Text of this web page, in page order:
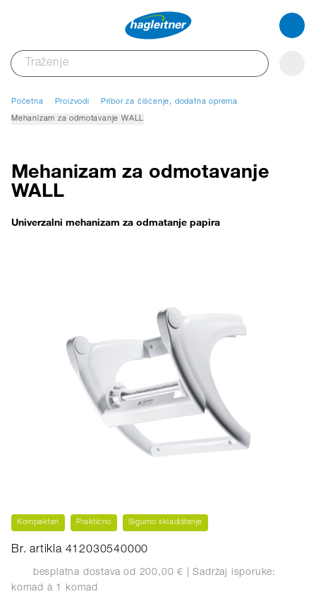
Početna Proizvodi Pribor za čišćenje, dodatna oprema
Mehanizam za odmotavanje WALL
Mehanizam za odmotavanje
WALL
Univerzalni mehanizam za odmatanje papira
Kompaktan Praktično Sigurno skladištenje
Br. artikla 412030540000
besplatna dostava od 200,00 € | Sadržaj isporuke:
komad à 1 komad